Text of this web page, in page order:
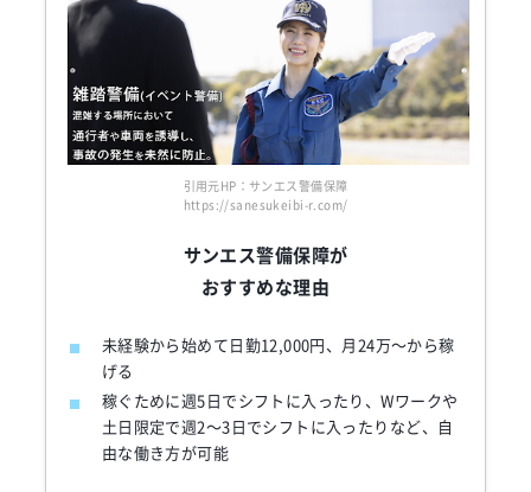
引用元HP：サンエス警備保障
https://sanesukeibi-r.com/
サンエス警備保障が
おすすめな理由
未経験から始めて日勤12,000円、月24万～から稼
げる
稼ぐために週5日でシフトに入ったり、Wワークや
土日限定で週2～3日でシフトに入ったりなど、自
由な働き方が可能